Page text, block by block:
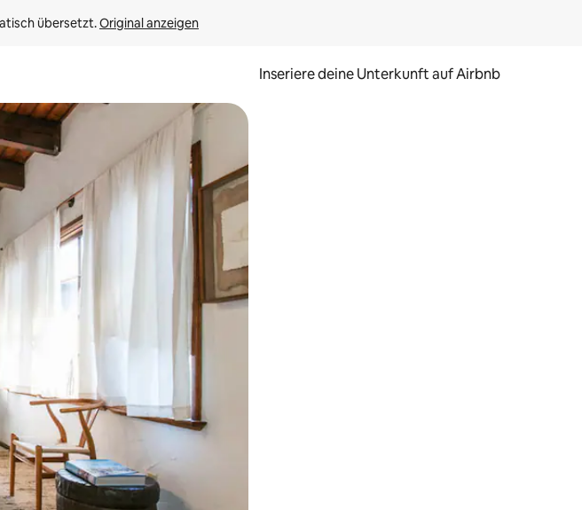
übersetzt. Original anzeigen
Inseriere deine Unterkunft auf Airbnb
die Ergebnisse durch Berühren oder Wischgesten.